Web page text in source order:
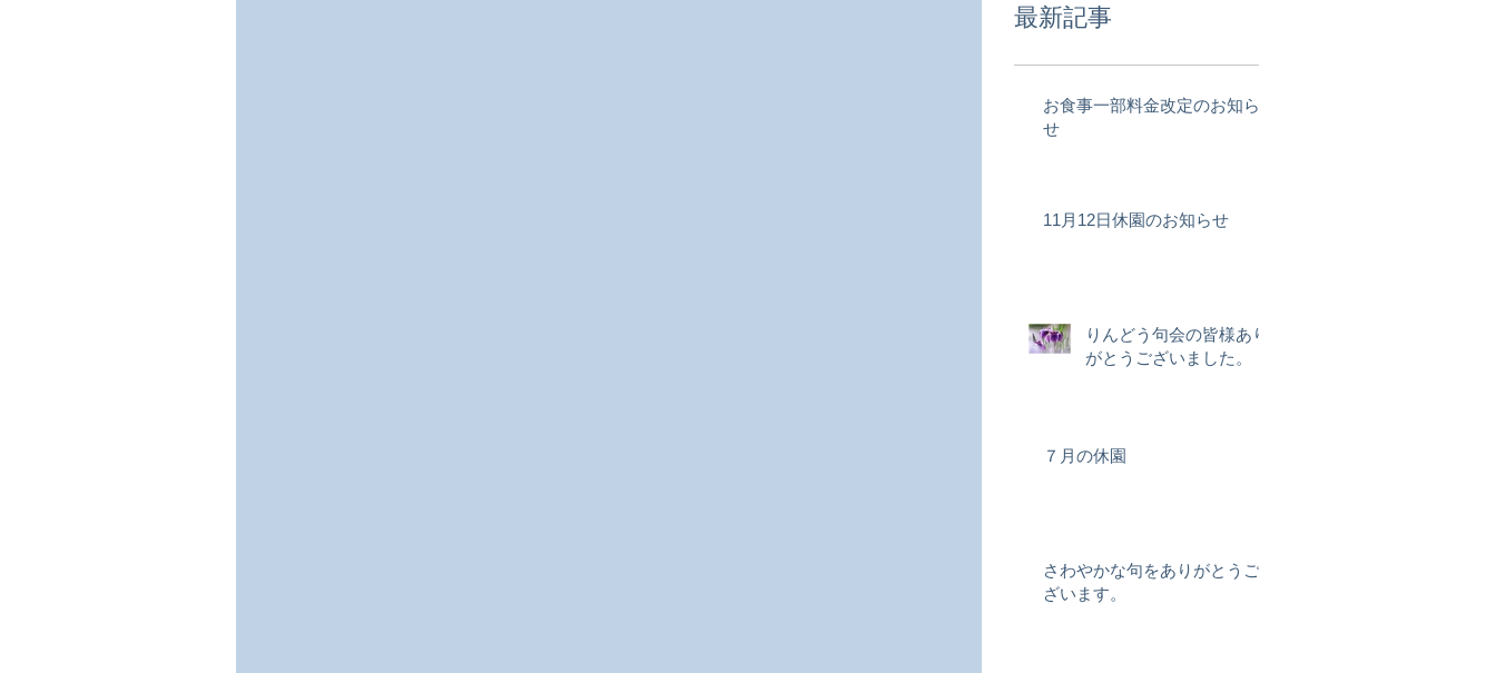
最新記事
お食事一部料金改定のお知ら
せ
11月12日休園のお知らせ
りんどう句会の皆様あり
がとうございました。
７月の休園
さわやかな句をありがとうご
ざいます。